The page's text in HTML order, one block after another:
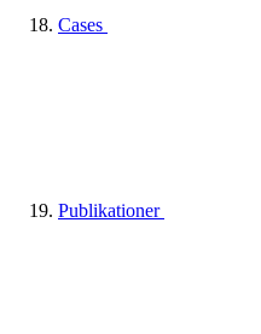
Cases
Publikationer